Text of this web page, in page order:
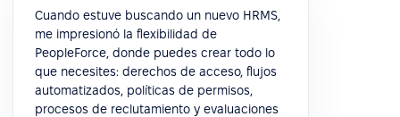
Cuando estuve buscando un nuevo HRMS,
me impresionó la flexibilidad de
PeopleForce, donde puedes crear todo lo
que necesites: derechos de acceso, flujos
automatizados, políticas de permisos,
procesos de reclutamiento y evaluaciones